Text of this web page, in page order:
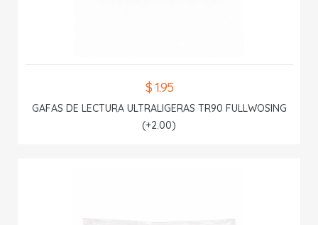
$ 1.95
GAFAS DE LECTURA ULTRALIGERAS TR90 FULLWOSING
(+2.00)